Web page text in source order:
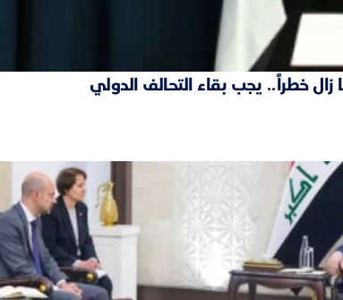
زال خطراً.. يجب بقاء التحالف الدولي